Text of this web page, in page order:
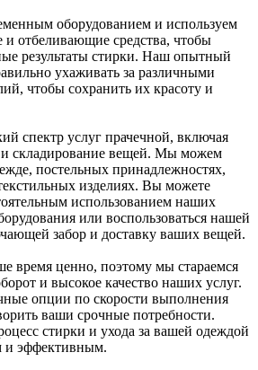
оборудованием и используем
отбеливающие средства, чтобы
результаты стирки. Наш опытный
ухаживать за различными
чтобы сохранить их красоту и
спектр услуг прачечной, включая
и складирование вещей. Мы можем
постельных принадлежностях,
изделиях. Вы можете
использованием наших
или воспользоваться нашей
забор и доставку ваших вещей.
время ценно, поэтому мы стараемся
и высокое качество наших услуг.
опции по скорости выполнения
ваши срочные потребности.
стирки и ухода за вашей одеждой
и эффективным.